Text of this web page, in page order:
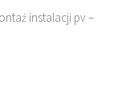
instalacji pv –